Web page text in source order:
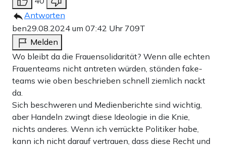
Antworten
ben29.08.2024 um 07:42 Uhr 709T
Melden
Wo bleibt da die Frauensolidarität? Wenn alle echten
Frauenteams nicht antreten würden, ständen fake-
teams wie oben beschrieben schnell ziemlich nackt
da.
Sich beschweren und Medienberichte sind wichtig,
aber Handeln zwingt diese Ideologie in die Knie,
nichts anderes. Wenn ich verrückte Politiker habe,
kann ich nicht darauf vertrauen, dass diese Recht und